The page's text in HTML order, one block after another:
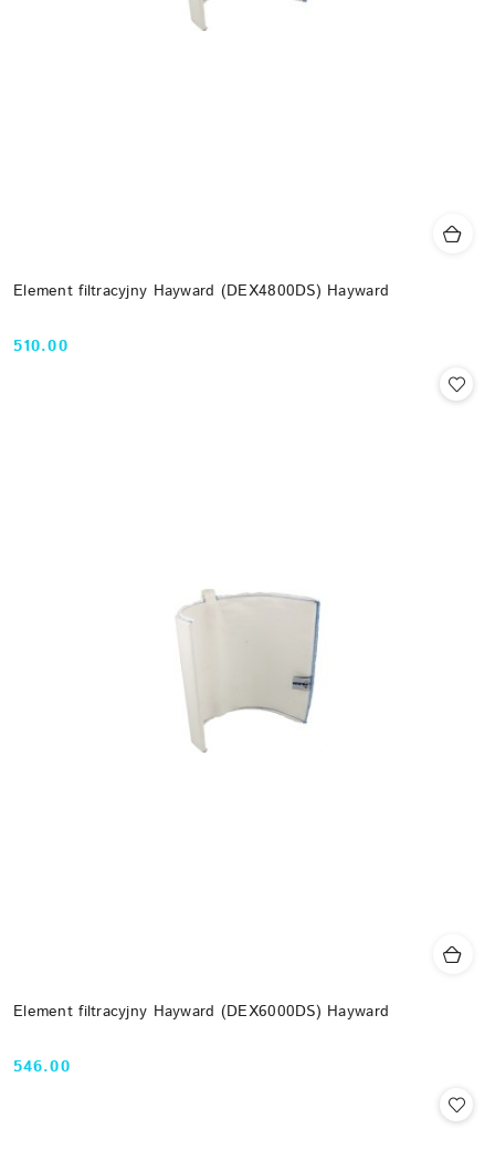
Element filtracyjny Hayward (DEX4800DS) Hayward
Cena:
510.00
Element filtracyjny Hayward (DEX6000DS) Hayward
Cena:
546.00